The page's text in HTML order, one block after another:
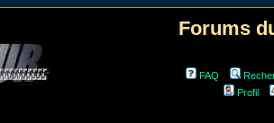
Forums
FAQ
Profil